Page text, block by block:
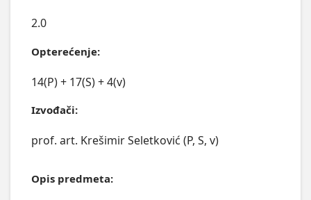
2.0
Opterećenje:
14(P) + 17(S) + 4(v)
Izvođači:
prof. art. Krešimir Seletković (P, S, v)
Opis predmeta: